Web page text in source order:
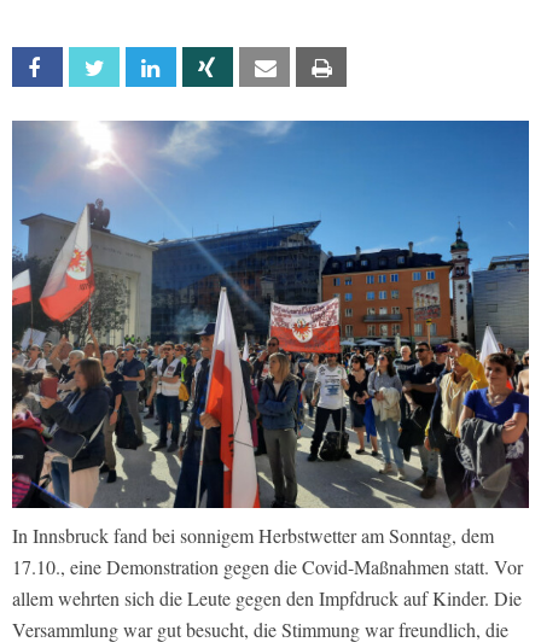
Facebook Twitter Linkedin Xing Email
In Innsbruck fand bei sonnigem Herbstwetter am Sonntag, dem
17.10., eine Demonstration gegen die Covid-Maßnahmen statt. Vor
allem wehrten sich die Leute gegen den Impfdruck auf Kinder. Die
Versammlung war gut besucht, die Stimmung war freundlich, die